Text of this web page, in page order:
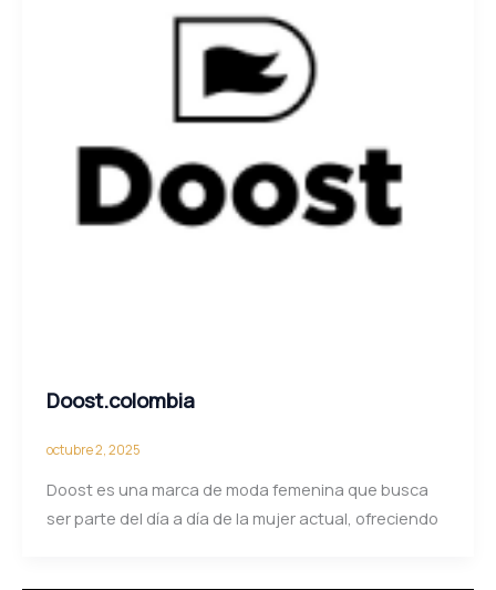
Doost.colombia
octubre 2, 2025
Doost es una marca de moda femenina que busca
ser parte del día a día de la mujer actual, ofreciendo